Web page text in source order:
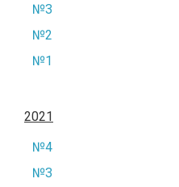
№3
№2
№1
2021
№4
№3